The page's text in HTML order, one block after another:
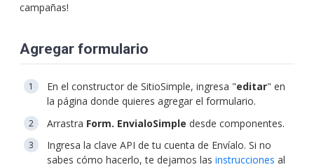
campañas!
Agregar formulario
En el constructor de SitioSimple, ingresa "editar" en
la página donde quieres agregar el formulario.
Arrastra Form. EnvialoSimple desde componentes.
Ingresa la clave API de tu cuenta de Envíalo. Si no
sabes cómo hacerlo, te dejamos las instrucciones al